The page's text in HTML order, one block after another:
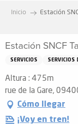
principal
Inicio Estación
Estación SNCF
SERVICIOS SERVICIOS
Altura : 475m
rue de la Gare,
Cómo llegar
¡Voy en tren!